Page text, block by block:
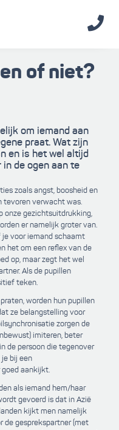
of niet?
om iemand aan
praat. Wat zijn
en is het wel altijd
de ogen aan te
zoals angst, boosheid en
tevoren verwacht was.
onze gezichtsuitdrukking,
er namelijk groter van.
voor iemand schaamt
het om een reflex van de
op, maar zegt het wel
Als de pupillen
teken.
worden hun pupillen
ze belangstelling voor
zorgen de
imiteren, beter
de persoon die tegenover
bij een
aankijkt.
als iemand hem/haar
gevoerd is dat in Azië
kijkt men namelijk
de gesprekspartner (met